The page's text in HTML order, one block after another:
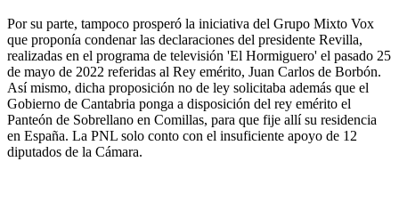
Por su parte, tampoco prosperó la iniciativa del Grupo Mixto Vox
que proponía condenar las declaraciones del presidente Revilla,
realizadas en el programa de televisión 'El Hormiguero' el pasado 25
de mayo de 2022 referidas al Rey emérito, Juan Carlos de Borbón.
Así mismo, dicha proposición no de ley solicitaba además que el
Gobierno de Cantabria ponga a disposición del rey emérito el
Panteón de Sobrellano en Comillas, para que fije allí su residencia
en España. La PNL solo conto con el insuficiente apoyo de 12
diputados de la Cámara.